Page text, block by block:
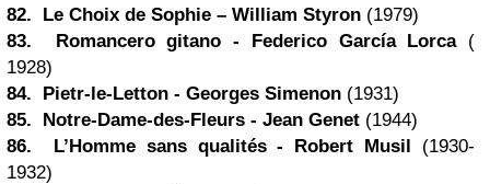
82. Le Choix de Sophie – William Styron (1979)
83. Romancero gitano - Federico García Lorca (
1928)
84. Pietr-le-Letton - Georges Simenon (1931)
85. Notre-Dame-des-Fleurs - Jean Genet (1944)
86. L’Homme sans qualités - Robert Musil (1930-
1932)